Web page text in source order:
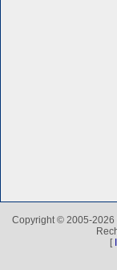
Copyright © 2005-2026
[